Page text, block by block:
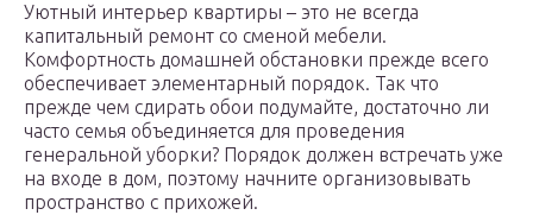
Уютный интерьер квартиры – это не всегда
капитальный ремонт со сменой мебели.
Комфортность домашней обстановки прежде всего
обеспечивает элементарный порядок. Так что
прежде чем сдирать обои подумайте, достаточно ли
часто семья объединяется для проведения
генеральной уборки? Порядок должен встречать уже
на входе в дом, поэтому начните организовывать
пространство с прихожей.